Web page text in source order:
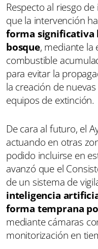
Respecto al riesgo
que la intervención
forma significativa
bosque, mediante la
combustible
para evitar la
la creación de
equipos de extinción.
De cara al futuro, el
actuando en otras
podido incluirse en
avanzó que el
de un sistema de
inteligencia
forma temprana
mediante cámaras
monitorización en